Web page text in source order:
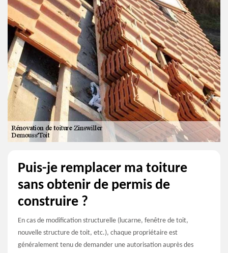
Puis-je remplacer ma toiture
sans obtenir de permis de
construire ?
En cas de modification structurelle (lucarne, fenêtre de toit,
nouvelle structure de toit, etc.), chaque propriétaire est
généralement tenu de demander une autorisation auprès des